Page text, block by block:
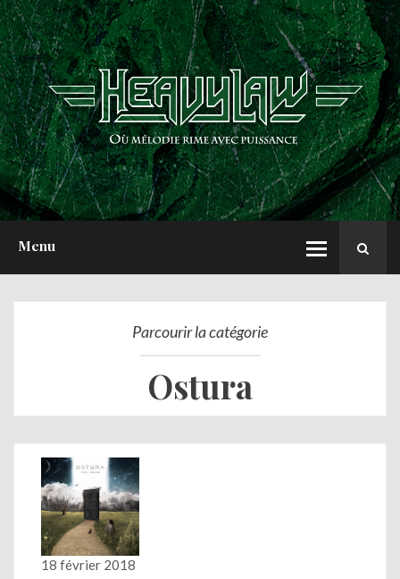
Menu
ACCUEIL
NEWS
CHRONIQUES
INTERVIEWS
REPORTS
A PROPOS
Parcourir la catégorie
Ostura
18 février 2018